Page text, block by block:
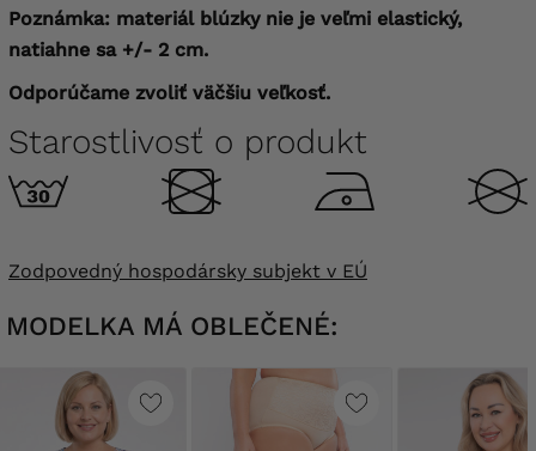
Poznámka: materiál blúzky nie je veľmi elastický,
natiahne sa +/- 2 cm.
Odporúčame zvoliť väčšiu veľkosť.
Starostlivosť o produkt
Zodpovedný hospodársky subjekt v EÚ
MODELKA MÁ OBLEČENÉ: